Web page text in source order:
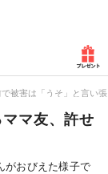
被害は「うそ」と言い
マ友、許せ
がおびえた様子で